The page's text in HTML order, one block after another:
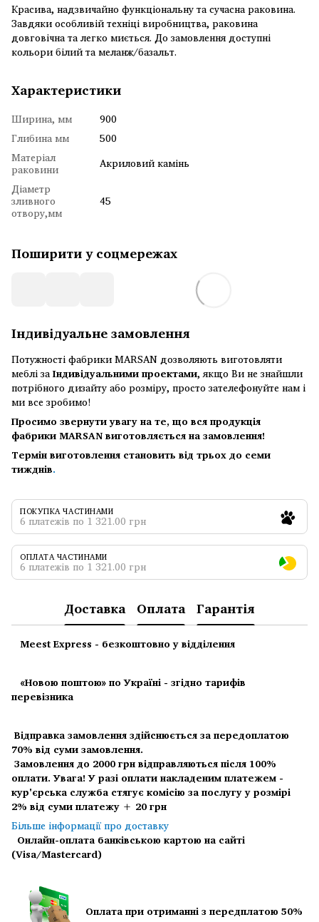
Красива, надзвичайно функціональну та сучасна раковина.
Завдяки особливій техніці виробництва, раковина
довговічна та легко миється. До замовлення доступні
кольори білий та меланж/базальт.
Характеристики
Ширина, мм
900
Глибина мм
500
Матеріал
раковини
Акриловий камінь
Діаметр
зливного
отвору,мм
45
Поширити у соцмережах
Індивідуальне замовлення
Потужності фабрики MARSAN дозволяють виготовляти
меблі заІндивідуальними проектами, якщо Ви не знайшли
потрібного дизайту або розміру, просто зателефонуйте нам і
ми все зробимо!
Просимо звернути увагу на те, що вся продукція
фабрики MARSAN виготовляється на замовлення!
Термін виготовлення становить від трьох до семи
тижднів.
ПОКУПКА ЧАСТИНАМИ
6 платежів по 1 321.00 грн
ОПЛАТА ЧАСТИНАМИ
6 платежів по 1 321.00 грн
Доставка Оплата Гарантія
Meest Express - безкоштовно у відділення
«Новою поштою» по Україні - згідно тарифів
перевізника
Відправка замовлення здійснюється за передоплатою
70% від суми замовлення.
Замовлення до 2000 грн відправляються після 100%
оплати.Увага! У разі оплати накладеним платежем -
кур'єрська служба стягує комісію за послугу у розмірі
2% від суми платежу + 20 грн
Більше інформації про доставку
Онлайн-оплата банківською картою на сайті
(Visa/Mastercard)
Оплата при отриманні з передплатою 50%